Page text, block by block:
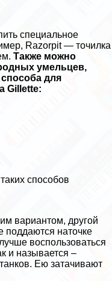
специальное
Razorpit — точилка
Также можно
умельцев,
для
Gillette:
способов
вариантом, другой
наточке
воспользоваться
и называется –
Ею затачивают